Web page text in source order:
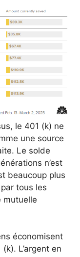
le 401 (k) ne
une source
Le solde
n’est
beaucoup plus
tous les
mutuelle
économisent
L’argent en